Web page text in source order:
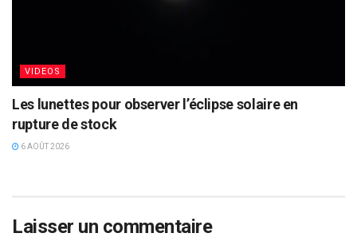
VIDEOS
Les lunettes pour observer l’éclipse solaire en
rupture de stock
6 AOÛT 2026
Laisser un commentaire